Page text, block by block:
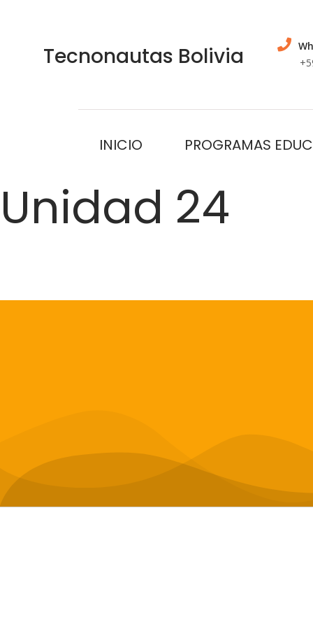
Tecnonautas Bolivia
INICIO PROGRAMAS
Unidad 24